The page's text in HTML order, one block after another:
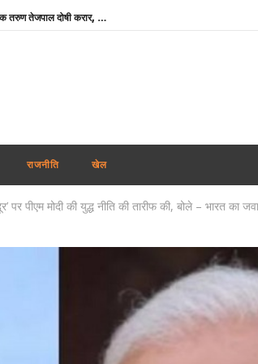
रेप कांड : तहलका मैगज़ीन के पूर्व सम्पादक तरुण तेजपाल दोषी करार, बॉम्बे हाई कोर्ट ने सुनाई 10 साल की सजा
Uttarakhand Rain Alert: किन्नौर में भूस्खलन से NH-5 बंद, बद्रीनाथ हाईवे समेत कई सड़कें प्रभावित
गुजरात सरकार का बड़ा फैसला : पंचायत ऑडिट के बाद अब अनिवार्य होगी ‘एग्जिट कॉन्फ्रेंस’, भ्रष्टाचार पर लगेगी लगाम
केयरगिवर्स पर नीति आयोग की रिपोर्ट, कहा- भारत बन सकता है वैश्विक देखभाल सेवाओं का हब
राजनीति खेल
पर पीएम मोदी की युद्ध नीति की तारीफ की, बोले – भारत का